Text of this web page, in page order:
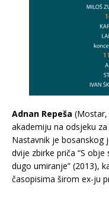
Adnan Repeša (Mostar,
akademiju na odsjeku
Nastavnik je bosanskog
dvije zbirke priča “S obje
dugo umiranje” (2013),
časopisima širom ex-ju